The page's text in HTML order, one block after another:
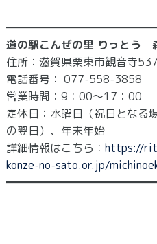
道の駅こんぜの里 りっとう
住所：滋賀県栗東市観音寺
電話番号： 077-558-3858
営業時間：9：00〜17：00
定休日：水曜日（祝日となる
の翌日）、年末年始
詳細情報はこちら： https://
konze-no-sato.or.jp/